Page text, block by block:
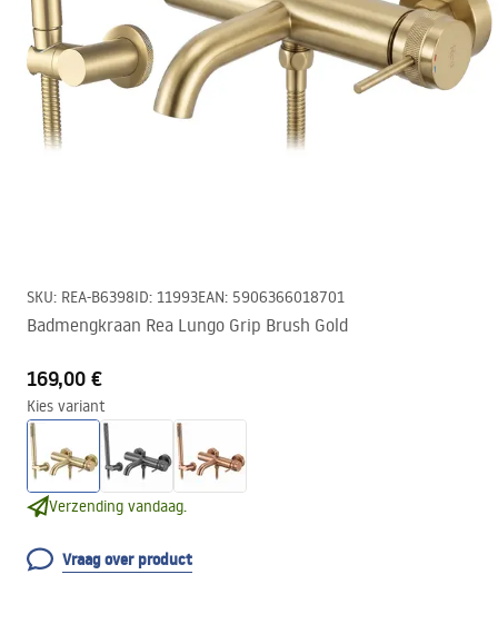
SKU: REA-B6398ID: 11993EAN: 5906366018701
Badmengkraan Rea Lungo Grip Brush Gold
169,00 €
Kies variant
Verzending vandaag.
Vraag over product